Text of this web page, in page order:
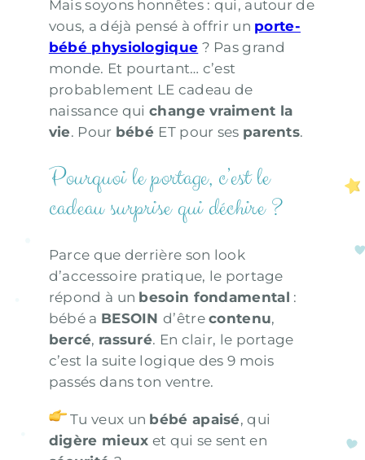
Mais soyons honnêtes : qui, autour de
vous, a déjà pensé à offrir un porte-
bébé physiologique ? Pas grand
monde. Et pourtant… c’est
probablement LE cadeau de
naissance quichange vraiment la
vie. Pour bébé ET pour ses parents.
Pourquoi le portage, c’est le
cadeau surprise qui déchire ?
Parce que derrière son look
d’accessoire pratique, le portage
répond à un besoin fondamental :
bébé a BESOINd’êtrecontenu,
bercé, rassuré. En clair, le portage
c’est la suite logique des 9 mois
passés dans ton ventre.
Tu veux un bébé apaisé, qui
digère mieux et qui se sent en